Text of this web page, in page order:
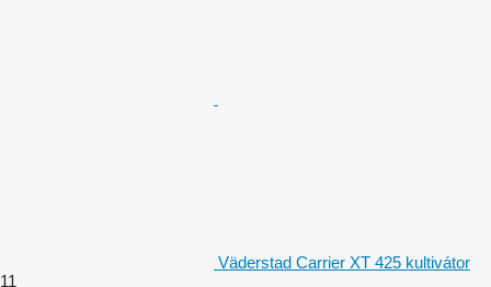
Väderstad Carrier XT 425 kultivátor
11